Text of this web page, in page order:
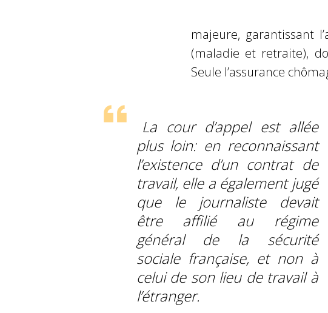
majeure, garantissant
(maladie et retraite),
Seule l’assurance
La cour d’appel est allée
plus loin: en reconnaissant
l’existence d’un contrat de
travail, elle a également jugé
que le journaliste devait
être affilié au régime
général de la sécurité
sociale française, et non à
celui de son lieu de travail à
l’étranger.